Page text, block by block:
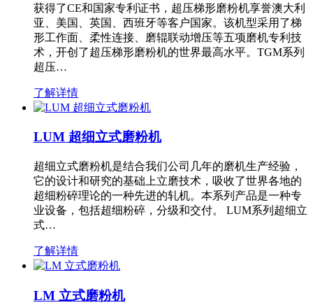
获得了CE和国家专利证书，超压梯形磨粉机享誉澳大利
亚、美国、英国、西班牙等客户国家。该机型采用了梯
形工作面、柔性连接、磨辊联动增压等五项磨机专利技
术，开创了超压梯形磨粉机的世界最高水平。TGM系列
超压…
了解详情
LUM 超细立式磨粉机
超细立式磨粉机是结合我们公司几年的磨机生产经验，
它的设计和研究的基础上立磨技术，吸收了世界各地的
超细粉碎理论的一种先进的轧机。本系列产品是一种专
业设备，包括超细粉碎，分级和交付。 LUM系列超细立
式…
了解详情
LM 立式磨粉机